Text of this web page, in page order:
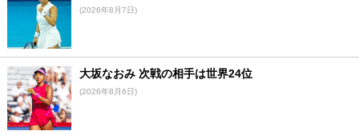
(2026年8月7日)
大坂なおみ 次戦の相手は世界24位
(2026年8月6日)